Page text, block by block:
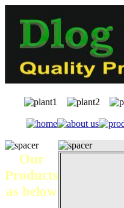
Our
Products
as below